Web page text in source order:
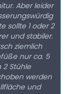
Aber leider
sollte 1 oder 2
und stabiler.
ziemlich
nur ca. 5
Stühle
werden
und